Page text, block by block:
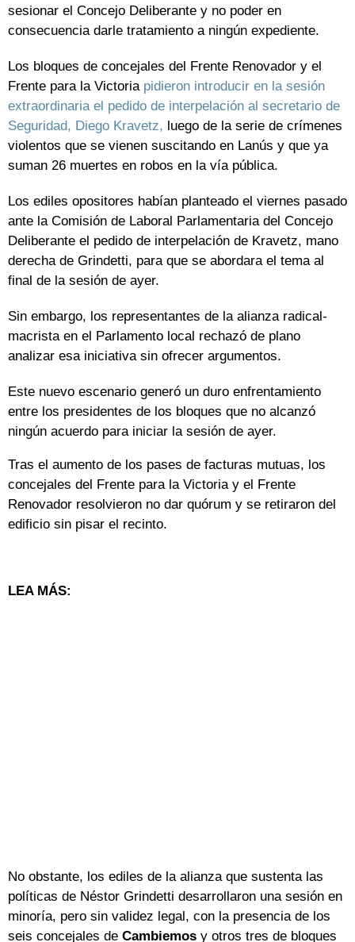
sesionar el Concejo Deliberante y no poder en
consecuencia darle tratamiento a ningún expediente.
Los bloques de concejales del Frente Renovador y el
Frente para la Victoria pidieron introducir en la sesión
extraordinaria el pedido de interpelación al secretario de
Seguridad, Diego Kravetz, luego de la serie de crímenes
violentos que se vienen suscitando en Lanús y que ya
suman 26 muertes en robos en la vía pública.
Los ediles opositores habían planteado el viernes pasado
ante la Comisión de Laboral Parlamentaria del Concejo
Deliberante el pedido de interpelación de Kravetz, mano
derecha de Grindetti, para que se abordara el tema al
final de la sesión de ayer.
Sin embargo, los representantes de la alianza radical-
macrista en el Parlamento local rechazó de plano
analizar esa iniciativa sin ofrecer argumentos.
Este nuevo escenario generó un duro enfrentamiento
entre los presidentes de los bloques que no alcanzó
ningún acuerdo para iniciar la sesión de ayer.
Tras el aumento de los pases de facturas mutuas, los
concejales del Frente para la Victoria y el Frente
Renovador resolvieron no dar quórum y se retiraron del
edificio sin pisar el recinto.
LEA MÁS:
No obstante, los ediles de la alianza que sustenta las
políticas de Néstor Grindetti desarrollaron una sesión en
minoría, pero sin validez legal, con la presencia de los
seis concejales de Cambiemos y otros tres de bloques